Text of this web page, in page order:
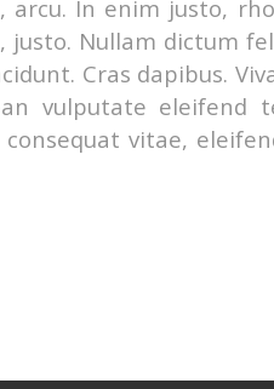
In enim justo,
Nullam dictum
Cras dapibus.
vulputate eleifend
vitae,